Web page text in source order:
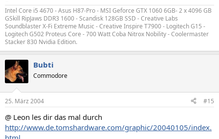
Intel Core i5 4670 - Asus H87-Pro - MSI Geforce GTX 1060 6GB- 2 x 4096 GB
GSkill RipJaws DDR3 1600 - Scandisk 128GB SSD - Creative Labs
Soundblaster X-Fi Extreme Music - Creative Inspire T7900 - Logitech G15 -
Logitech G502 Proteus Core - 700 Watt Coba Nitrox Nobility - Coolermaster
Stacker 830 Nvidia Edition.
Bubti
Commodore
25. März 2004 #15
@ Leon les dir das mal durch
http://www.de.tomshardware.com/graphic/20040105/index.